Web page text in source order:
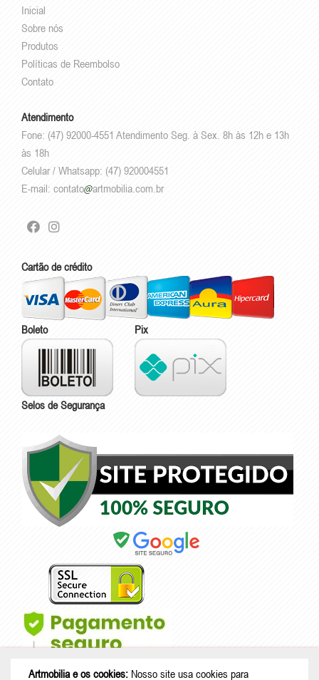
Inicial
Sobre nós
Produtos
Políticas de Reembolso
Contato
Atendimento
Fone: (47) 92000-4551 Atendimento Seg. à Sex. 8h às 12h e 13h
às 18h
Celular / Whatsapp: (47) 920004551
E-mail: contato artmobilia.com.br
Cartão de crédito
Boleto Pix
Selos de Segurança
Artmobilia e os cookies: Nosso site usa cookies para